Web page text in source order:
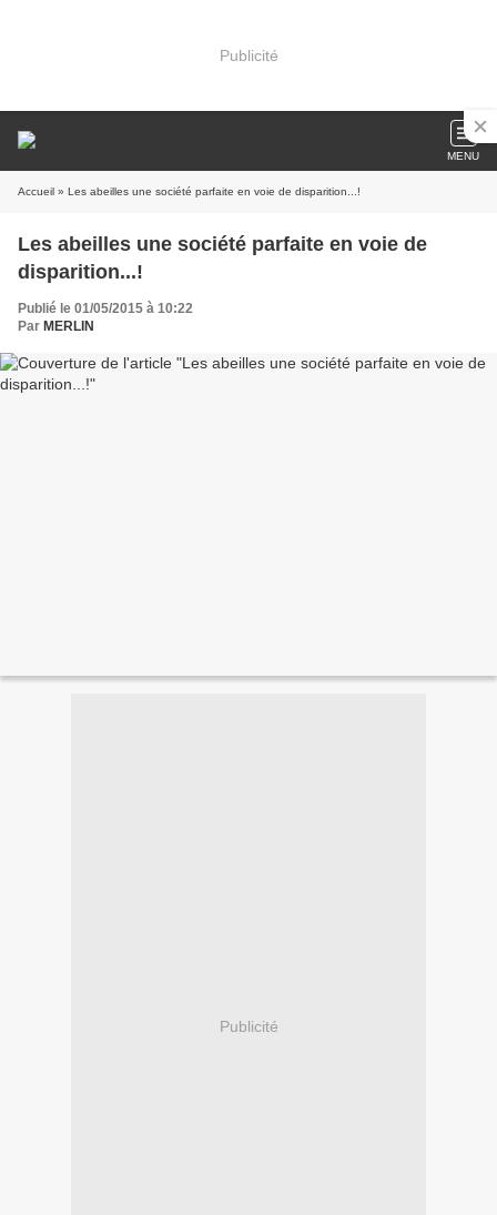
Publicité
MENU
Accueil » Les abeilles une société parfaite en voie de disparition...!
Les abeilles une société parfaite en voie de
disparition...!
Publié le 01/05/2015 à 10:22
Par MERLIN
Publicité